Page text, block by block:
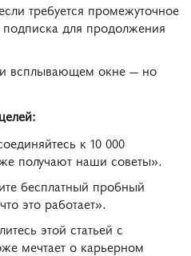
требуется промежуточное
для продолжения
всплывающем окне — но
к 10 000
получают наши советы».
бесплатный пробный
это работает».
этой статьей с
мечтает о карьерном